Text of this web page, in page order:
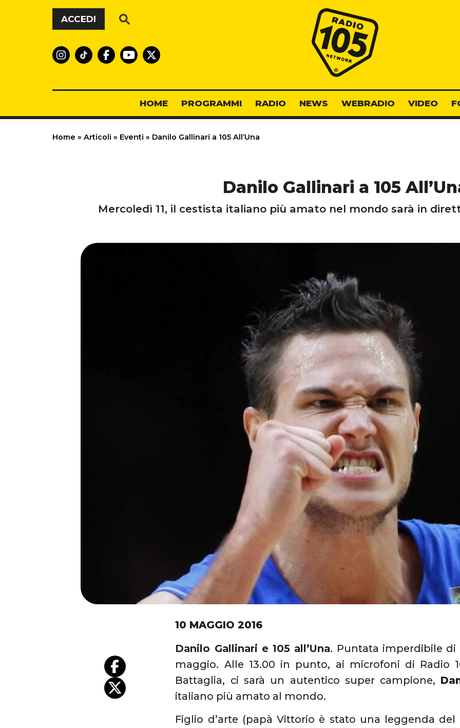
Vai al contenuto
ACCEDI
Radio 105
HOME PROGRAMMI RADIO NEWS WEBRADIO VIDEO
Home » Articoli » Eventi » Danilo Gallinari a 105 All’Una
Danilo Gallinari a 105
Mercoledì 11, il cestista italiano più amato nel mondo sarà in
10 MAGGIO 2016
Danilo Gallinari e 105 all’Una. Puntata imperdibile di
maggio. Alle 13.00 in punto, ai microfoni di Radio
Battaglia, ci sarà un autentico super campione,
italiano più amato al mondo.
Figlio d’arte (papà Vittorio è stato una leggenda